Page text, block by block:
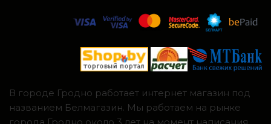
В городе Гродно работает интернет магазин под
названием Белмагазин. Мы работаем на рынке
города Гродно около 3 лет на момент написания